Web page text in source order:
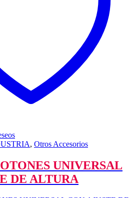
, Otros Accesorios
UNIVERSAL
DE ALTURA